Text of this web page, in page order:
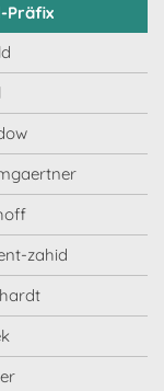
Präfix
zahid